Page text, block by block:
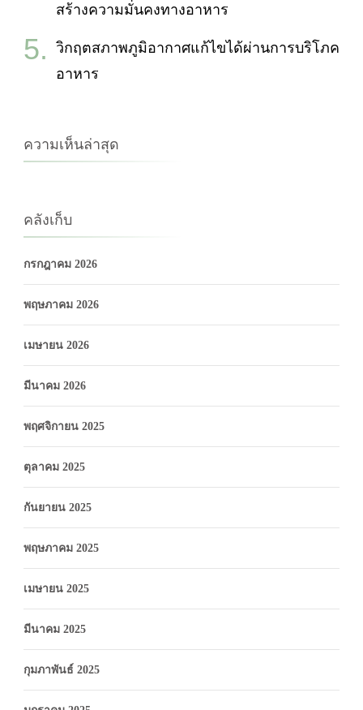
สร้างความมั่นคงทางอาหาร
วิกฤตสภาพภูมิอากาศแก้ไขได้ผ่านการบริโภค
อาหาร
ความเห็นล่าสุด
คลังเก็บ
กรกฎาคม 2026
พฤษภาคม 2026
เมษายน 2026
มีนาคม 2026
พฤศจิกายน 2025
ตุลาคม 2025
กันยายน 2025
พฤษภาคม 2025
เมษายน 2025
มีนาคม 2025
กุมภาพันธ์ 2025